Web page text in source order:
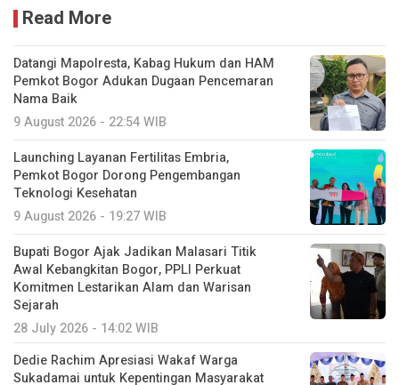
Read More
Datangi Mapolresta, Kabag Hukum dan HAM
Pemkot Bogor Adukan Dugaan Pencemaran
Nama Baik
9 August 2026 - 22:54 WIB
Launching Layanan Fertilitas Embria,
Pemkot Bogor Dorong Pengembangan
Teknologi Kesehatan
9 August 2026 - 19:27 WIB
Bupati Bogor Ajak Jadikan Malasari Titik
Awal Kebangkitan Bogor, PPLI Perkuat
Komitmen Lestarikan Alam dan Warisan
Sejarah
28 July 2026 - 14:02 WIB
Dedie Rachim Apresiasi Wakaf Warga
Sukadamai untuk Kepentingan Masyarakat